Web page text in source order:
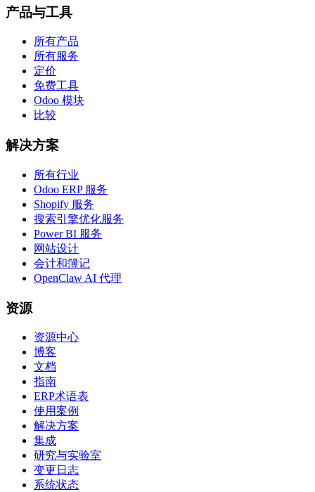
产品与工具
所有产品
所有服务
定价
免费工具
Odoo 模块
比较
解决方案
所有行业
Odoo ERP 服务
Shopify 服务
搜索引擎优化服务
Power BI 服务
网站设计
会计和簿记
OpenClaw AI 代理
资源
资源中心
博客
文档
指南
ERP术语表
使用案例
解决方案
集成
研究与实验室
变更日志
系统状态